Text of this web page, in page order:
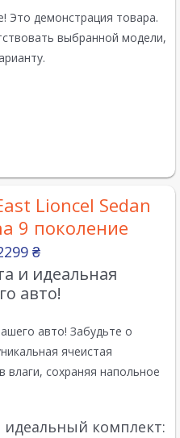
Это демонстрация товара.
выбранной модели,
Lioncel Sedan
9 поколение
₴
и идеальная
авто!
авто! Забудьте о
ячеистая
влаги, сохраняя напольное
идеальный комплект: